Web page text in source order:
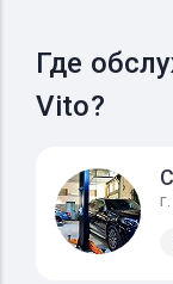
Где
Vito?